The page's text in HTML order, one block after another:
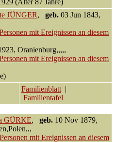
JÜNGER, geb. 03 Jun 1843,
Oranienburg,,,,,
Familienblatt |
Familientafel
GÜRKE, geb. 10 Nov 1879,